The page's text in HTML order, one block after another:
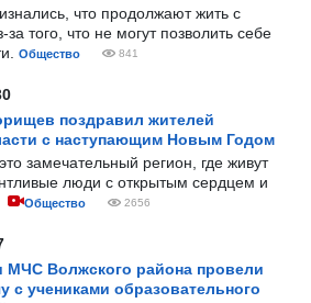
что продолжают жить с
того, что не могут позволить себе
Общество 841
поздравил жителей
с наступающим Новым Годом
замечательный регион, где живут
люди с открытым сердцем и
Общество 2656
МЧС Волжского района провели
с учениками образовательного